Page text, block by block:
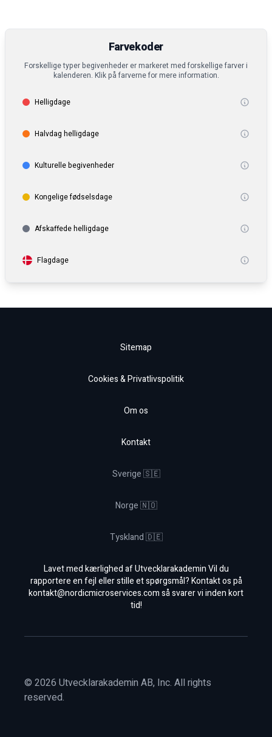
Farvekoder
Forskellige typer begivenheder er markeret med forskellige farver i
kalenderen. Klik på farverne for mere information.
Helligdage
Halvdag helligdage
Kulturelle begivenheder
Kongelige fødselsdage
Afskaffede helligdage
Flagdage
Sitemap
Cookies & Privatlivspolitik
Om os
Kontakt
Sverige 🇸🇪
Norge 🇳🇴
Tyskland 🇩🇪
Lavet med kærlighed af Utvecklarakademin Vil du
rapportere en fejl eller stille et spørgsmål? Kontakt os på
kontakt@nordicmicroservices.comså svarer vi inden kort
tid!
© 2026 Utvecklarakademin AB, Inc. All rights
reserved.